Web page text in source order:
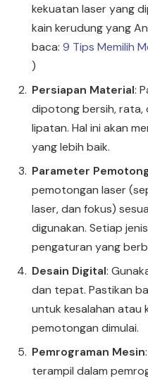
kekuatan laser yang
kain kerudung yang
baca: 9 Tips Memilih
)
Persiapan Material:
dipotong bersih, rata,
lipatan. Hal ini akan
yang lebih baik.
Parameter
pemotongan laser
laser, dan fokus)
digunakan. Setiap
pengaturan yang
Desain Digital:
dan tepat. Pastikan
untuk kesalahan atau
pemotongan dimulai.
Pemrograman Mesin
terampil dalam